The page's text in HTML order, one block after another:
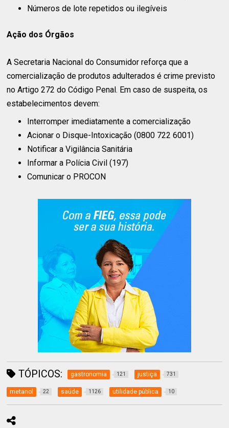
Números de lote repetidos ou ilegíveis
Ação dos Órgãos
A Secretaria Nacional do Consumidor reforça que a
comercialização de produtos adulterados é crime previsto
no Artigo 272 do Código Penal. Em caso de suspeita, os
estabelecimentos devem:
Interromper imediatamente a comercialização
Acionar o Disque-Intoxicação (0800 722 6001)
Notificar a Vigilância Sanitária
Informar a Polícia Civil (197)
Comunicar o PROCON
TÓPICOS: gastronomia 121 justiça 731
metanol 22 saúde 1126 utilidade pública 10